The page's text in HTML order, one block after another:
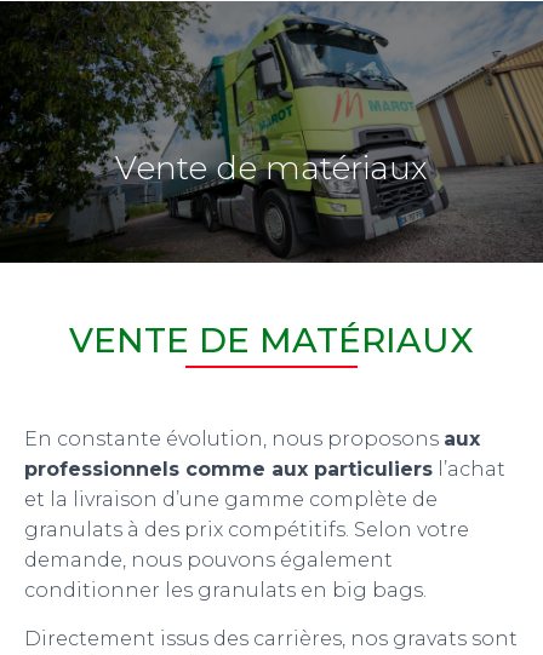
Vente de matériaux
VENTE DE MATÉRIAUX
En constante évolution, nous proposons aux
professionnels comme aux particuliers l’achat
et la livraison d’une gamme complète de
granulats à des prix compétitifs. Selon votre
demande, nous pouvons également
conditionner les granulats en big bags.
Directement issus des carrières, nos gravats sont